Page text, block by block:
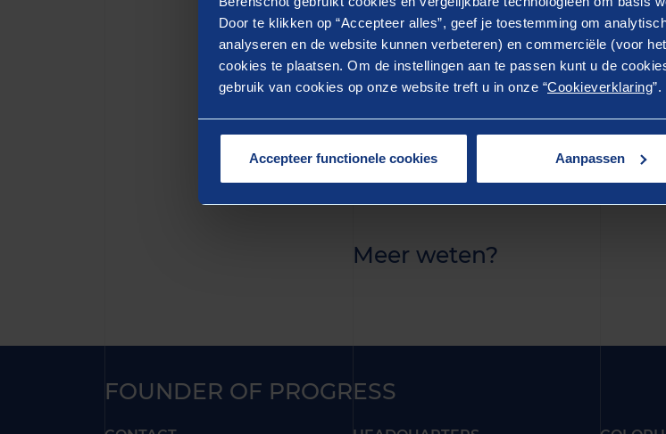
Door te klikken op “Accepteer alles”, geef je toestemming om
analyseren en de website kunnen verbeteren) en commerciële (voor
cookies te plaatsen. Om de instellingen aan te passen kunt u de
gebruik van cookies op onze website treft u in onze “Cookieverklaring”.
Accepteer functionele cookies Aanpassen
eiusmod tempor incididunt ut labore et
quis nostrud exercitation ullamco laboris
aute irure dolor in reprehenderit in
pariatur. Excepteur sint occaecat
mollit anim id est laborum.
Meer weten?
FOUNDER OF PROGRESS